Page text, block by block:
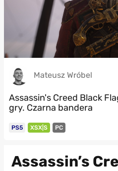
Mateusz Wróbel
Assassin's Creed Black
gry. Czarna bandera
PS5 XSX|S PC
Assassin’s